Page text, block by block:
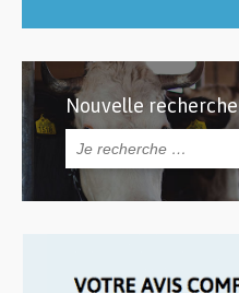
Nouvelle recherche